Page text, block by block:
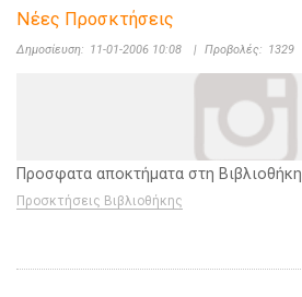
Νέες Προσκτήσεις
Δημοσίευση: 11-01-2006 10:08 | Προβολές: 1329
Προσφατα αποκτήματα στη Βιβλιοθήκη
Προσκτήσεις Βιβλιοθήκης